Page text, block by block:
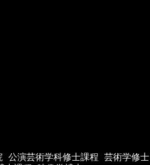
公演芸術学科修士課程 芸術学修士